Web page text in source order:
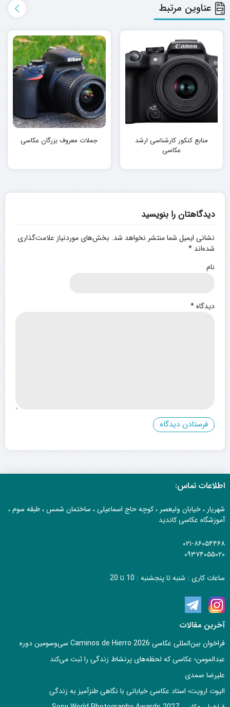
عناوین مرتبط
منابع کنکور کارشناسی ارشد
عکاسی
جملات معروف بزرگان عکاسی
دیدگاهتان را بنویسید
نشانی ایمیل شما منتشر نخواهد شد. بخش‌های موردنیاز علامت‌گذاری
شده‌اند *
نام
دیدگاه*
اطلاعات تماس:
شهریار ، خیابان ولیعصر ، کوچه حاج اسماعیلی ، ساختمان شمس ، طبقه سوم ،
آموزشگاه عکاسی کاندید
۰۲۱-۸۶۰۵۴۴۶۸
۰۹۳۷۴۰۵۵۰۲۰
ساعات کاری : شنبه تا پنجشنبه : 10 تا 20
آخرین مقالات
فراخوان بین‌المللی عکاسی Caminos de Hierro 2026 سی‌وسومین دوره
عبدالمومن؛ عکاسی که لحظه‌های پرنشاط زندگی را ثبت می‌کند
علیرضا صمدی
الیوت ارویت؛ استاد عکاسی خیابانی با نگاهی طنزآمیز به زندگی